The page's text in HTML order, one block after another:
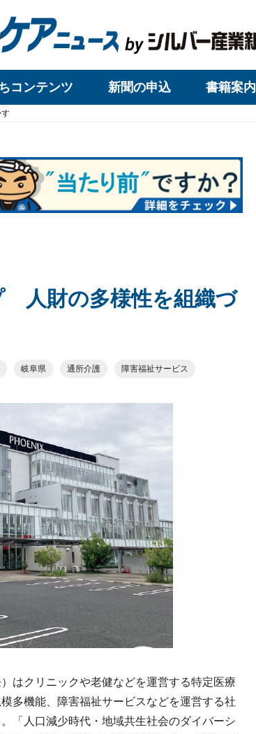
コンテンツ 新聞の申込 書籍案内
人財の多様性を組織づ
岐阜県 通所介護 障害福祉サービス
はクリニックや老健などを運営する特定医療
多機能、障害福祉サービスなどを運営する社
「人口減少時代・地域共生社会のダイバーシ